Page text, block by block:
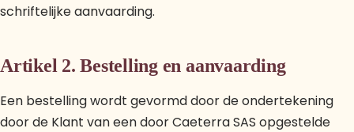
schriftelijke aanvaarding.
Artikel 2. Bestelling en aanvaarding
Een bestelling wordt gevormd door de ondertekening
door de Klant van een door Caeterra SAS opgestelde